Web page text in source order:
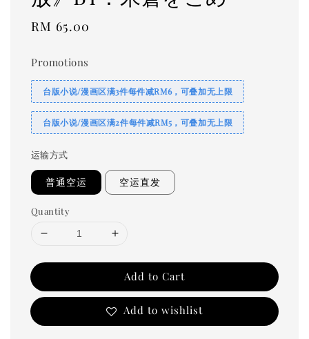
Regular
RM 65.00
Promotions
台版小说/漫画区满3件每件减RM6，可叠加无上限
台版小说/漫画区满2件每件减RM5，可叠加无上限
运输方式
普通空运 空运直发
Quantity
Add to Cart
Add to wishlist